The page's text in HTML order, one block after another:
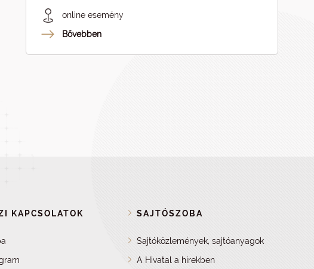
online esemény
Bővebben
KAPCSOLATOK SAJTÓSZOBA
Sajtóközlemények, sajtóanyagok
A Hivatal a hírekben